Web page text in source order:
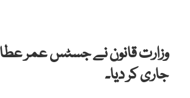
وزارت قانون نے جسٹس عمر
جاری کر دیا۔